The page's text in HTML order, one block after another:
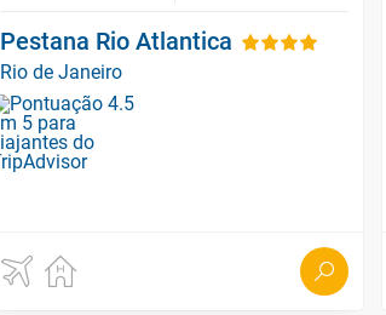
Pestana Rio Atlantica
Rio de Janeiro